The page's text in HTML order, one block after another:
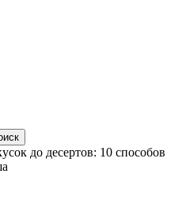
до десертов: 10 способов